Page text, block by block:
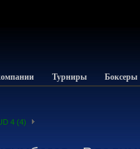
Турниры Боксеры
4 (4)